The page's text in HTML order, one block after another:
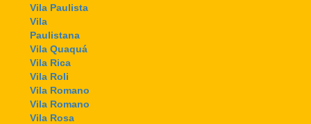
Vila Paulista
Vila
Paulistana
Vila Quaquá
Vila Rica
Vila Roli
Vila Romano
Vila Romano
Vila Rosa